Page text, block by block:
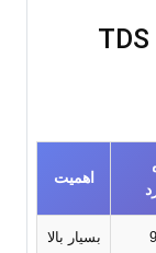
اهمیت
بسیار بالا